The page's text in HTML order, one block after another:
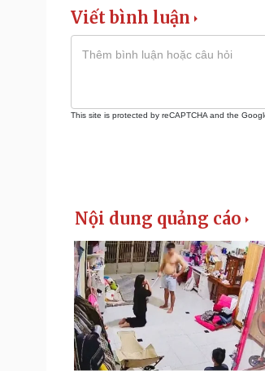
Viết bình luận
This site is protected by reCAPTCHA and the